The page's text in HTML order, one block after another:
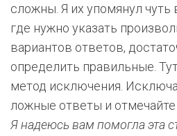
сложны. Я их упомянул чуть
где нужно указать
вариантов ответов,
определить правильные.
метод исключения.
ложные ответы и
Я надеюсь вам помогла эта